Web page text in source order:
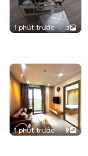
1 phút trước 3
1 phút trước 9